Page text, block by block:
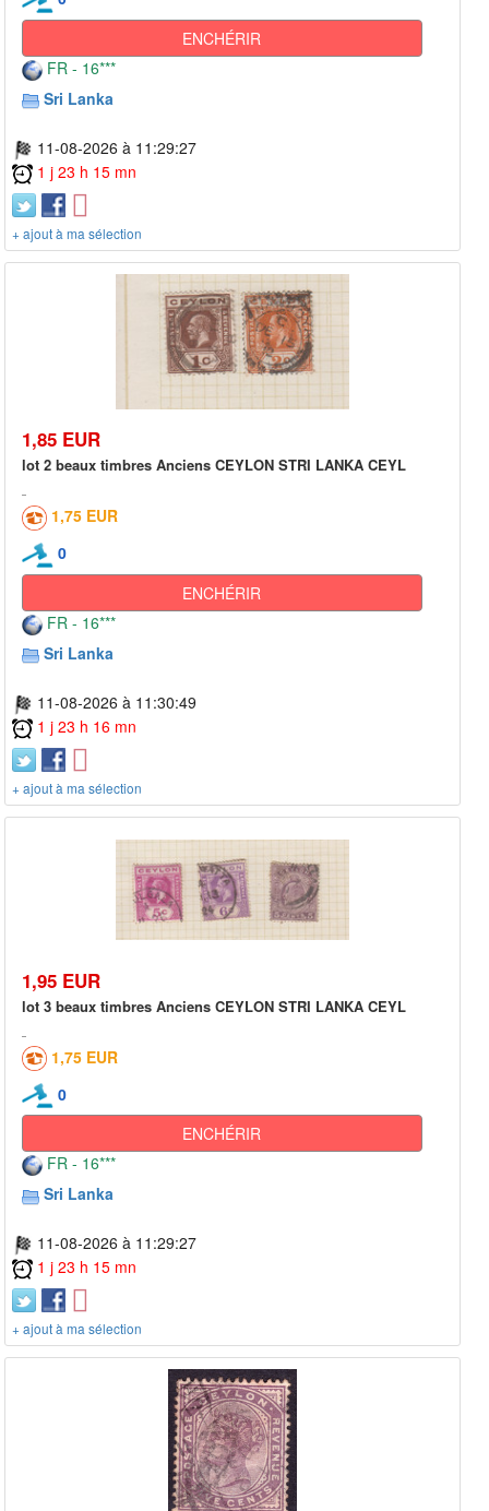
ENCHÉRIR
FR - 16***
Sri Lanka
11-08-2026 à 11:29:27
1 j 23 h 15 mn
+ ajout à ma sélection
1,85 EUR
lot 2 beaux timbres Anciens CEYLON STRI LANKA CEYL
1,75 EUR
0
ENCHÉRIR
FR - 16***
Sri Lanka
11-08-2026 à 11:30:49
1 j 23 h 16 mn
+ ajout à ma sélection
1,95 EUR
lot 3 beaux timbres Anciens CEYLON STRI LANKA CEYL
1,75 EUR
0
ENCHÉRIR
FR - 16***
Sri Lanka
11-08-2026 à 11:29:27
1 j 23 h 15 mn
+ ajout à ma sélection